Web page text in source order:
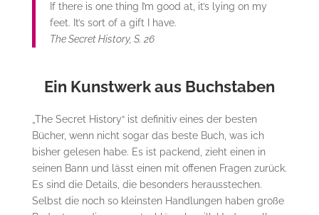
If there is one thing I’m good at, it’s lying on my
feet. It’s sort of a gift I have.
The Secret History, S. 26
Ein Kunstwerk aus Buchstaben
„The Secret History“ ist definitiv eines der besten
Bücher, wenn nicht sogar das beste Buch, was ich
bisher gelesen habe. Es ist packend, zieht einen in
seinen Bann und lässt einen mit offenen Fragen zurück.
Es sind die Details, die besonders herausstechen.
Selbst die noch so kleinsten Handlungen haben große